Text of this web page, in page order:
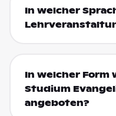
In welcher
In welcher Form
Studium
angeboten?